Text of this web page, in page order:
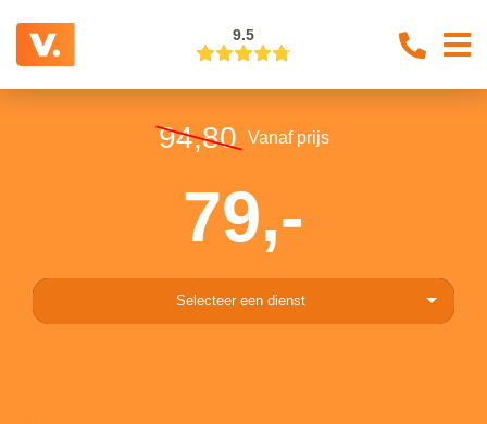
9.5
94,80 Vanaf prijs
79,-
Selecteer een dienst